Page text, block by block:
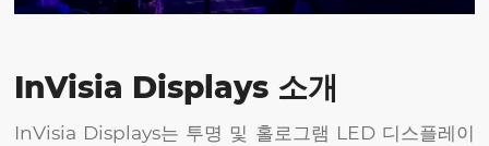
InVisia Displays 소개
InVisia Displays는 투명 및 홀로그램 LED 디스플레이